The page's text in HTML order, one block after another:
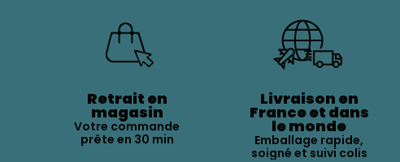
Retrait en
magasin
Votre commande
prête en 30 min
Livraison en
France et dans
le monde
Emballage rapide,
soigné et suivi colis